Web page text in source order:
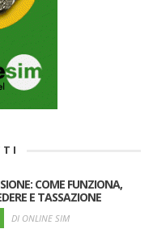
COME FUNZIONA,
E TASSAZIONE
DI ONLINE SIM